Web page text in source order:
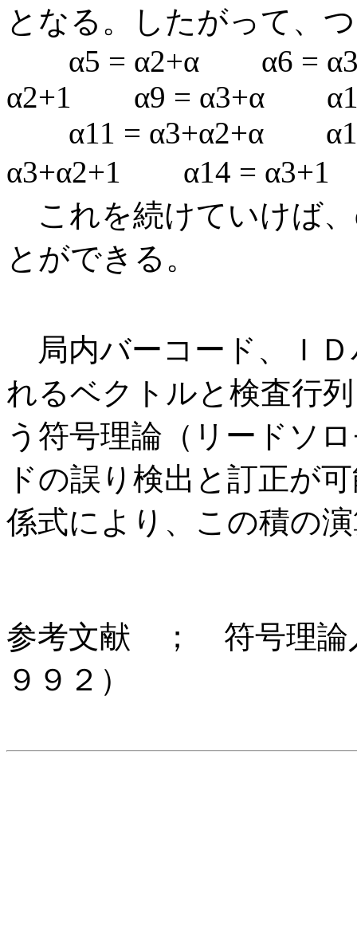
となる。したがって、
α5 = α2+α α6 =
α2+1 α9 = α3+α α10
α11 = α3+α2+α
α3+α2+1 α14 = α3+1
これを続けていけば、
とができる。
局内バーコード、Ｉ
れるベクトルと検査行
う符号理論（リードソ
ドの誤り検出と訂正が
係式により、この積の
参考文献 ； 符号理論
９９２）